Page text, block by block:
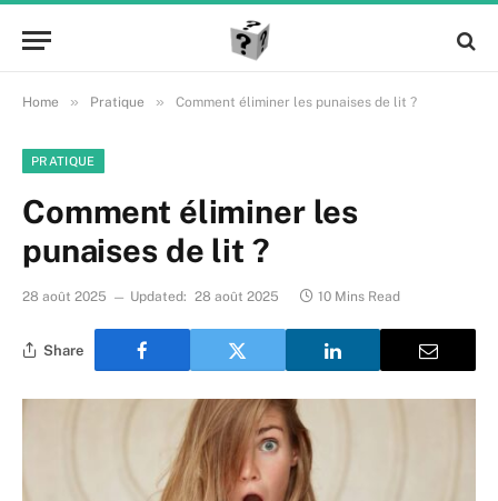
Home » Pratique » Comment éliminer les punaises de lit ?
PRATIQUE
Comment éliminer les
punaises de lit ?
28 août 2025 Updated: 28 août 2025 10 Mins Read
Share